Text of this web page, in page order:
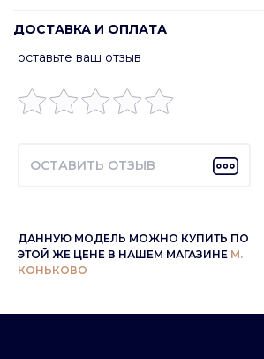
ДОСТАВКА И ОПЛАТА
оставьте ваш отзыв
ОСТАВИТЬ ОТЗЫВ
ДАННУЮ МОДЕЛЬ МОЖНО КУПИТЬ ПО
ЭТОЙ ЖЕ ЦЕНЕ В НАШЕМ МАГАЗИНЕ М.
КОНЬКОВО